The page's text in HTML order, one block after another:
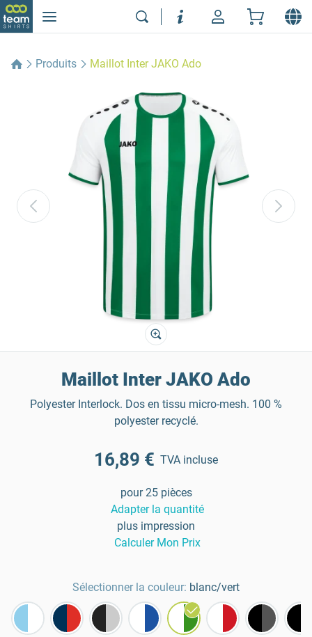
Produits Maillot Inter JAKO Ado
Maillot Inter JAKO Ado
Polyester Interlock. Dos en tissu micro-mesh. 100 %
polyester recyclé.
16,89 € TVA incluse
pour 25 pièces
Adapter la quantité
plus impression
Calculer Mon Prix
Sélectionner la couleur: blanc/vert